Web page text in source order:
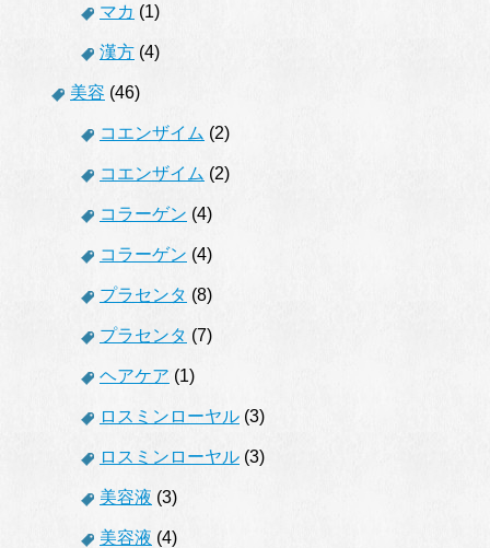
マカ (1)
漢方 (4)
美容 (46)
コエンザイム (2)
コエンザイム (2)
コラーゲン (4)
コラーゲン (4)
プラセンタ (8)
プラセンタ (7)
ヘアケア (1)
ロスミンローヤル (3)
ロスミンローヤル (3)
美容液 (3)
美容液 (4)